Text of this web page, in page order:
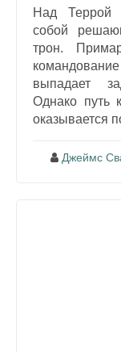
Над Террой
собой
трон.
выпадает
Однако путь
оказывается
Джеймс